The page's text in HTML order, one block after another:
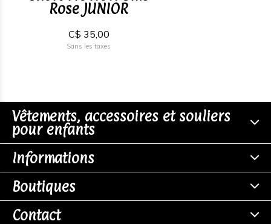
Rose JUNIOR
C$ 35,00
Sans les taxes
Vêtements, accessoires et souliers
pour enfants
Informations
Boutiques
Contact